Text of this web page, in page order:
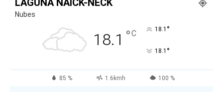
Nubes
18.1 °C 18.1 °
18.1 °
85 % 1.6kmh 100 %